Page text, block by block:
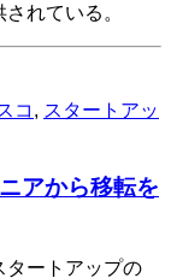
れている。
コ , スタートアッ
アから移転を
タートアップの